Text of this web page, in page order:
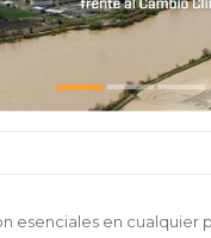
esenciales en